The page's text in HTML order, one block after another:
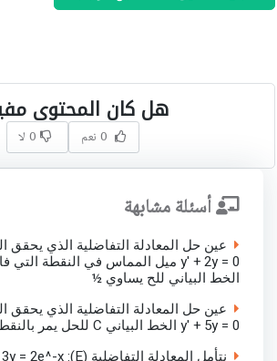
هل كان المحتوى
0 نعم 0 لا
أسئلة مشابهة
عين حل المعادلة التفاضلية الذي
الخط البياني للح يساوي ½
عين حل المعادلة التفاضلية الذي
y' + 5y = 0 الخط البياني C للحل يمر بالنقطة A(-2,1)